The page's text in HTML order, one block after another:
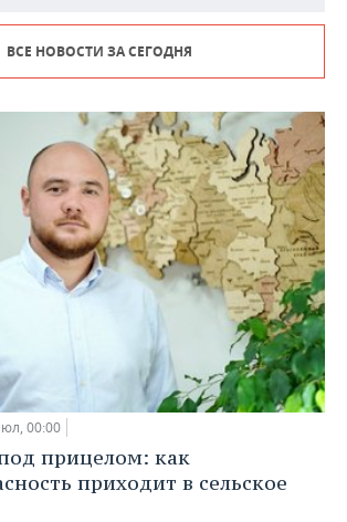
ВСЕ НОВОСТИ ЗА СЕГОДНЯ
00:00
прицелом: как
приходит в сельское